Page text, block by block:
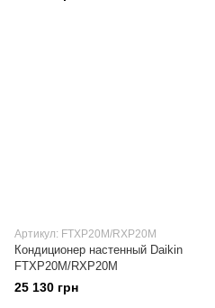
Артикул: FTXP20M/RXP20M
Кондиционер настенный Daikin
FTXP20M/RXP20M
25 130 грн